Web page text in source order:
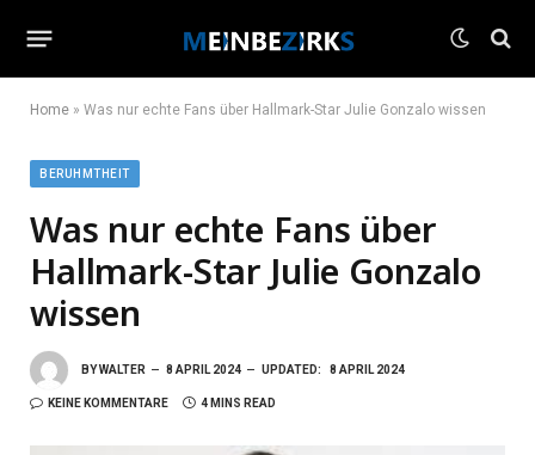
Home » Was nur echte Fans über Hallmark-Star Julie Gonzalo wissen
BERUHMTHEIT
Was nur echte Fans über
Hallmark-Star Julie Gonzalo
wissen
BYWALTER 8 APRIL 2024 UPDATED: 8 APRIL 2024
KEINE KOMMENTARE 4 MINS READ